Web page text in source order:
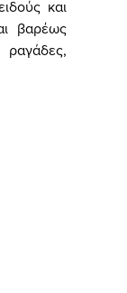
και
βαρέως
ραγάδες,